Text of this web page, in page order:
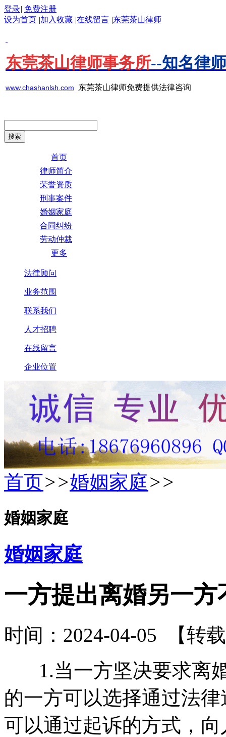
登录| 免费注册
设为首页 |加入收藏 |在线留言 |东莞茶山律师
东莞茶山律师事务所--知名律
www.chashanlsh.com 东莞茶山律师免费提供法律咨询
首页
律师简介
荣誉资质
刑事案件
婚姻家庭
合同纠纷
劳动仲裁
更多
法律顾问
业务范围
联系我们
人才招聘
在线留言
企业位置
首页>>婚姻家庭>>
婚姻家庭
婚姻家庭
一方提出离婚另一
时间：2024-04-05
【转
1.当一方坚决要求离
的一方可以选择通过法
可以通过起诉的方式，